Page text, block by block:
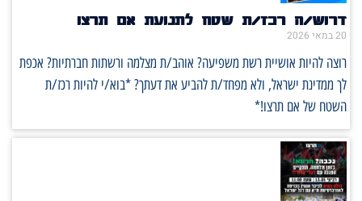
דרוש/ה רכז/ת שטח לתנועת אם תרצו
20 במאי 2026
רוצה להיות אושיית רשת משפיעה? אוהב/ת מצלמה ורשתות חברתיות? אכפת
לך ממדינת ישראל, ולא מפחד/ת להביע את דעתך? *בוא/י להיות רכז/ת
השטח של אם תרצו!*